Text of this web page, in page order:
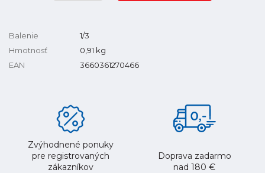
Balenie
1/3
Hmotnosť
0,91 kg
EAN
3660361270466
Zvýhodnené ponuky
pre registrovaných
zákazníkov
Doprava zadarmo
nad 180 €